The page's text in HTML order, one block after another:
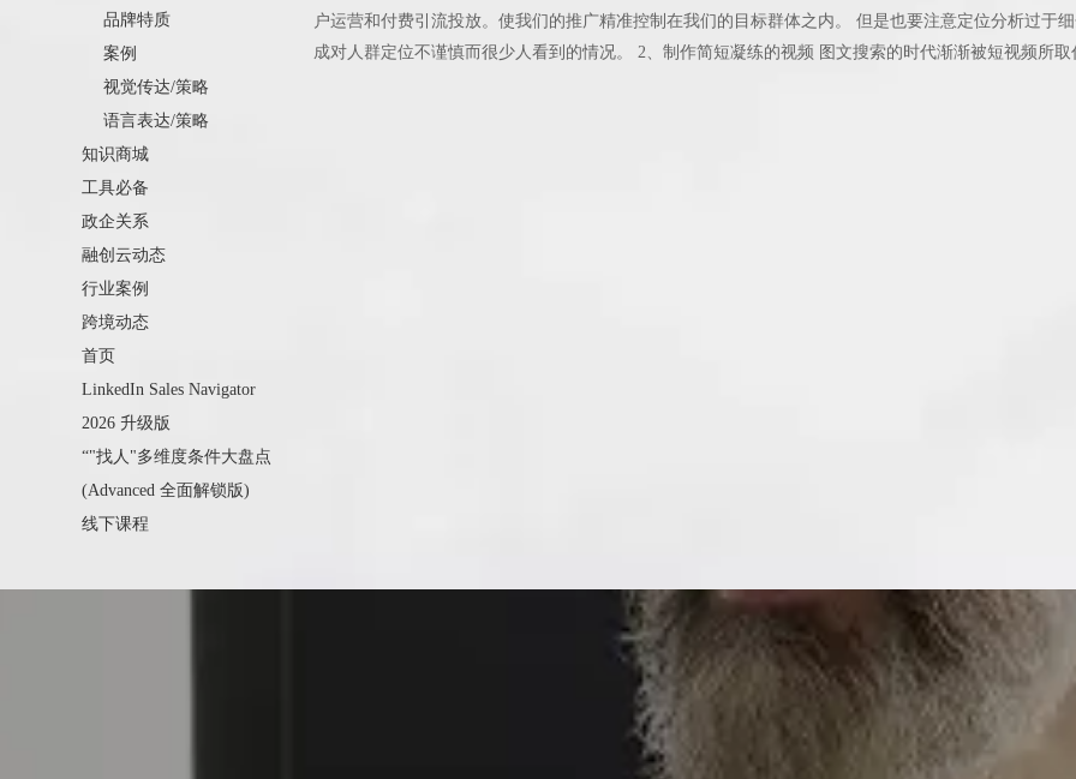
品牌特质
案例
视觉传达/策略
语言表达/策略
知识商城
工具必备
政企关系
融创云动态
行业案例
跨境动态
首页
LinkedIn Sales Navigator
2026 升级版
“"找人"多维度条件大盘点
(Advanced 全面解锁版)
线下课程
户运营和付费引流投放。使我们的推广精准控制在我们的目标群体之内。 但是也要注意定位分析过于
成对人群定位不谨慎而很少人看到的情况。 2、制作简短凝练的视频 图文搜索的时代渐渐被短视频所取